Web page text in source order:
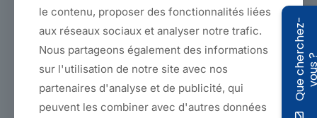
können Ihre Anfrage erfüllen:
Gurtband, Band, Seil, Vorhänge, Flachgeflecht, Hülle,
Wir verfügen auch über alle Prüfeinrichtungen: Fallturm,
Dynamometer, Feuerbeständigkeit, Salonnebel, UV-
Beständigkeit...
le contenu, proposer des fonctionnalités liées
aux réseaux sociaux et analyser notre trafic.
Nous partageons également des informations
sur l'utilisation de notre site avec nos
partenaires d'analyse et de publicité, qui
peuvent les combiner avec d'autres données
Q
u
e
c
h
e
r
c
h
e
z
-
v
o
u
s